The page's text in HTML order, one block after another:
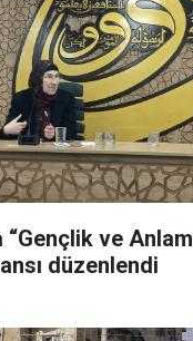
“Gençlik ve Anlam
düzenlendi